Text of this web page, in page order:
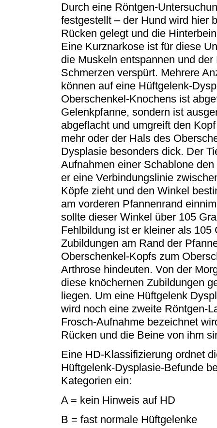
Durch eine Röntgen-
festgestellt – der Hund wird hier
Rücken gelegt und die
Eine Kurznarkose ist für diese
die Muskeln entspannen und
Schmerzen verspürt. Mehrere
können auf eine Hüftgelenk-
Oberschenkel-Knochens ist
Gelenkpfanne, sondern ist
abgeflacht und umgreift den
mehr oder der Hals des
Dysplasie besonders dick. Der
Aufnahmen einer Schablone
er eine Verbindungslinie
Köpfe zieht und den Winkel
am vorderen Pfannenrand
sollte dieser Winkel über 105
Fehlbildung ist er kleiner als
Zubildungen am Rand der
Oberschenkel-Kopfs zum
Arthrose hindeuten. Von der
diese knöchernen Zubildungen
liegen. Um eine Hüftgelenk
wird noch eine zweite Röntgen-
Frosch-Aufnahme bezeichnet
Rücken und die Beine von ihm
Eine HD-Klassifizierung ordnet
Hüftgelenk-Dysplasie-Befunde
Kategorien ein:
A = kein Hinweis auf HD
B = fast normale Hüftgelenke